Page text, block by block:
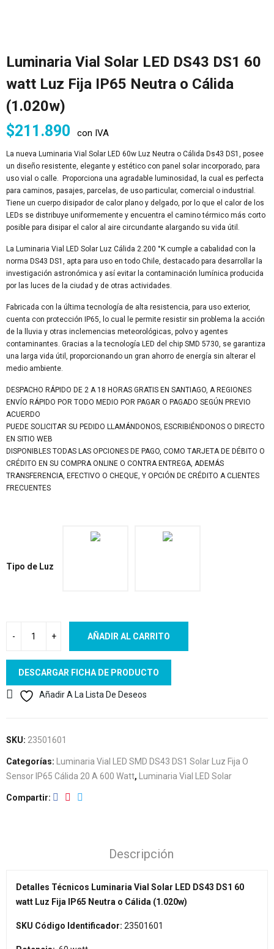
Luminaria Vial Solar LED DS43 DS1 60
watt Luz Fija IP65 Neutra o Cálida
(1.020w)
$211.890 con IVA
La nueva Luminaria Vial Solar LED 60w Luz Neutra o Cálida Ds43 DS1, posee
un diseño resistente, elegante y estético con panel solar incorporado, para
uso vial o calle. Proporciona una agradable luminosidad, la cual es perfecta
para caminos, pasajes, parcelas, de uso particular, comercial o industrial.
Tiene un cuerpo disipador de calor plano y delgado, por lo que el calor de los
LEDs se distribuye uniformemente y encuentra el camino térmico más corto
posible para disipar el calor al aire circundante alargando su vida útil.
La Luminaria Vial LED Solar Luz Cálida 2.200 °K cumple a cabalidad con la
norma DS43 DS1, apta para uso en todo Chile, destacado para desarrollar la
investigación astronómica y así evitar la contaminación lumínica producida
por las luces de la ciudad y de otras actividades.
Fabricada con la última tecnología de alta resistencia, para uso exterior,
cuenta con protección IP65, lo cual le permite resistir sin problema la acción
de la lluvia y otras inclemencias meteorológicas, polvo y agentes
contaminantes. Gracias a la tecnología LED del chip SMD 5730, se garantiza
una larga vida útil, proporcionando un gran ahorro de energía sin alterar el
medio ambiente.
DESPACHO RÁPIDO DE 2 A 18 HORAS GRATIS EN SANTIAGO, A REGIONES
ENVÍO RÁPIDO POR TODO MEDIO POR PAGAR O PAGADO SEGÚN PREVIO
ACUERDO
PUEDE SOLICITAR SU PEDIDO LLAMÁNDONOS, ESCRIBIÉNDONOS O DIRECTO
EN SITIO WEB
DISPONIBLES TODAS LAS OPCIONES DE PAGO, COMO TARJETA DE DÉBITO O
CRÉDITO EN SU COMPRA ONLINE O CONTRA ENTREGA, ADEMÁS
TRANSFERENCIA, EFECTIVO O CHEQUE, Y OPCIÓN DE CRÉDITO A CLIENTES
FRECUENTES
Tipo de Luz
AÑADIR AL CARRITO
DESCARGAR FICHA DE PRODUCTO
Añadir A La Lista De Deseos
SKU: 23501601
Categorías:
Luminaria Vial LED SMD DS43 DS1 Solar Luz Fija O
Sensor IP65 Cálida 20 A 600 Watt, Luminaria Vial LED Solar
Compartir
Descripción
Detalles Técnicos Luminaria Vial Solar LED DS43 DS1 60
watt Luz Fija IP65 Neutra o Cálida (1.020w)
SKU Código Identificador: 23501601